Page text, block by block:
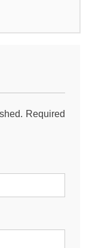
Required